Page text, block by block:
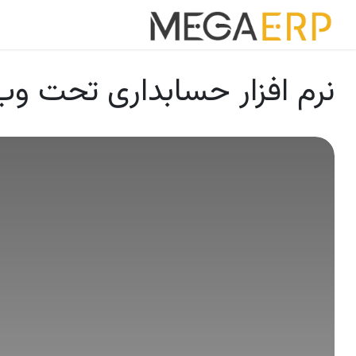
پرش به محتوا
نرم افزار حسابداری تحت